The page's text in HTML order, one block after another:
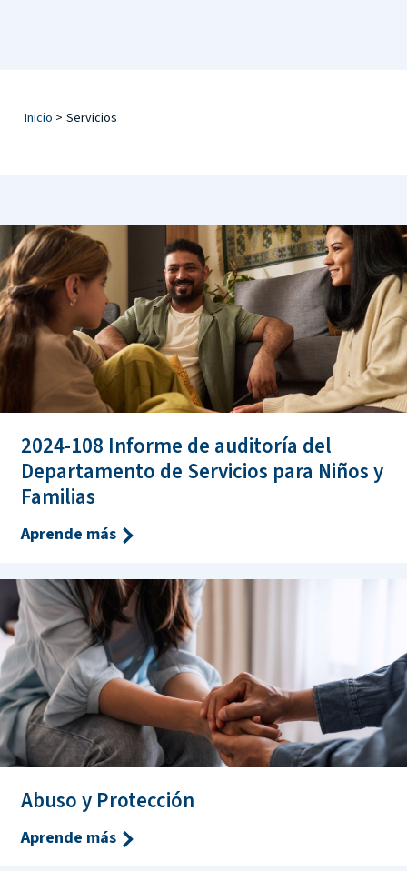
Inicio > Servicios
2024-108 Informe de auditoría del
Departamento de Servicios para Niños y
Familias
Aprende más
Abuso y Protección
Aprende más